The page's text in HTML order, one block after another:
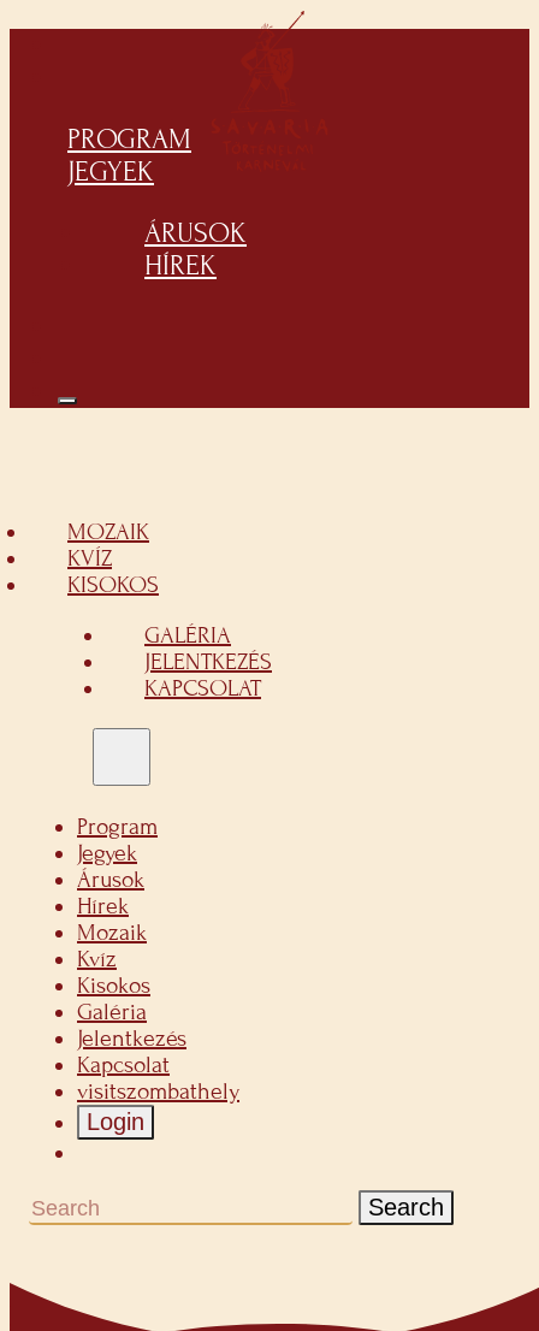
PROGRAM
JEGYEK
ÁRUSOK
HÍREK
MOZAIK
KVÍZ
KISOKOS
GALÉRIA
JELENTKEZÉS
KAPCSOLAT
Program
Jegyek
Árusok
Hírek
Mozaik
Kvíz
Kisokos
Galéria
Jelentkezés
Kapcsolat
visitszombathely
Login
Search